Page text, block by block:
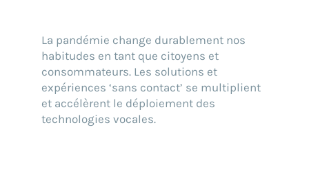
La pandémie change durablement nos
habitudes en tant que citoyens et
consommateurs. Les solutions et
expériences ‘sans contact’ se multiplient
et accélèrent le déploiement des
technologies vocales.